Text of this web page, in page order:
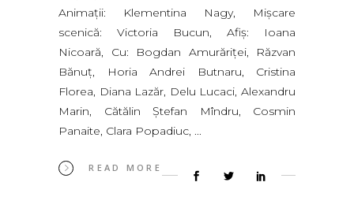
Animații: Klementina Nagy, Mișcare
scenică: Victoria Bucun, Afiș: Ioana
Nicoară, Cu: Bogdan Amurăriței, Răzvan
Bănuț, Horia Andrei Butnaru, Cristina
Florea, Diana Lazăr, Delu Lucaci, Alexandru
Marin, Cătălin Ștefan Mîndru, Cosmin
Panaite, Clara Popadiuc,
READ MORE